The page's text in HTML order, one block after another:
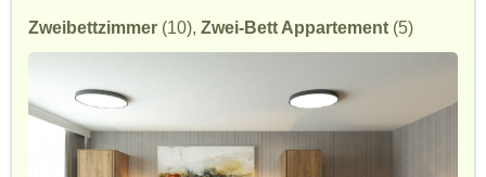
Zweibettzimmer (10), Zwei-Bett Appartement (5)